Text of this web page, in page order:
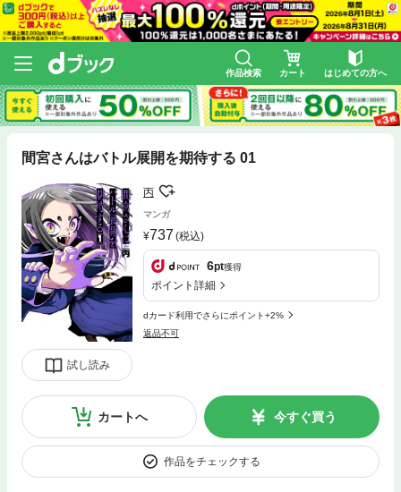
作品検索 カート はじめての方へ
間宮さんはバトル展開を期待する 01
試し読み
丙
マンガ
737 (税込)
6pt獲得
ポイント詳細
dカード利用でさらにポイント+2%
返品不可
カートへ 今すぐ買う
作品をチェックする